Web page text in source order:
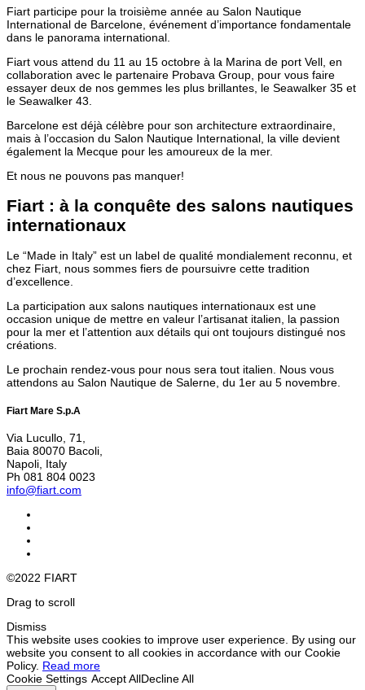
Fiart participe pour la troisième année au Salon Nautique
International de Barcelone, événement d’importance fondamentale
dans le panorama international.
Fiart vous attend du 11 au 15 octobre à la Marina de port Vell, en
collaboration avec le partenaire Probava Group, pour vous faire
essayer deux de nos gemmes les plus brillantes, le Seawalker 35 et
le Seawalker 43.
Barcelone est déjà célèbre pour son architecture extraordinaire,
mais à l’occasion du Salon Nautique International, la ville devient
également la Mecque pour les amoureux de la mer.
Et nous ne pouvons pas manquer!
Fiart : à la conquête des salons nautiques
internationaux
Le “Made in Italy” est un label de qualité mondialement reconnu, et
chez Fiart, nous sommes fiers de poursuivre cette tradition
d’excellence.
La participation aux salons nautiques internationaux est une
occasion unique de mettre en valeur l’artisanat italien, la passion
pour la mer et l’attention aux détails qui ont toujours distingué nos
créations.
Le prochain rendez-vous pour nous sera tout italien. Nous vous
attendons au Salon Nautique de Salerne, du 1er au 5 novembre.
Fiart Mare S.p.A
Via Lucullo, 71,
Baia 80070 Bacoli,
Napoli, Italy
Ph 081 804 0023
info@fiart.com
©2022 FIART
Drag to scroll
Dismiss
This website uses cookies to improve user experience. By using our
website you consent to all cookies in accordance with our Cookie
Policy. Read more
Cookie Settings Accept AllDecline All